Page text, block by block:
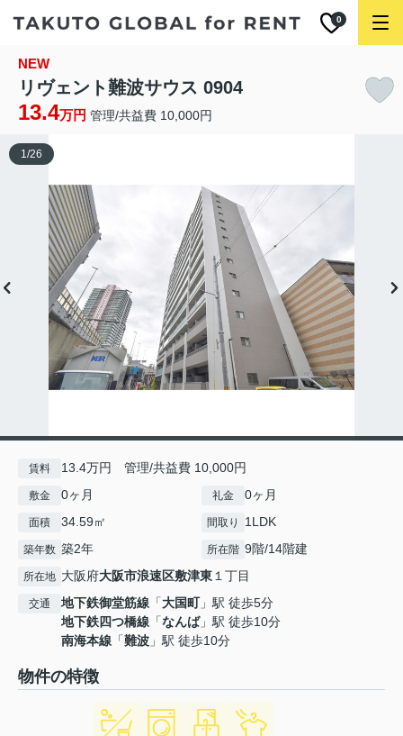
0
NEW
リヴェント難波サウス 0904
13.4万円 管理/共益費 10,000円
1/26
賃料 13.4万円 管理/共益費 10,000円
敷金 0ヶ月 礼金 0ヶ月
面積 34.59㎡ 間取り 1LDK
築年数 築2年 所在階 9階/14階建
所在地 大阪府大阪市浪速区敷津東１丁目
交通 地下鉄御堂筋線 「大国町」駅 徒歩5分
地下鉄四つ橋線 「なんば」駅 徒歩10分
南海本線 「難波 」駅 徒歩10分
物件の特徴